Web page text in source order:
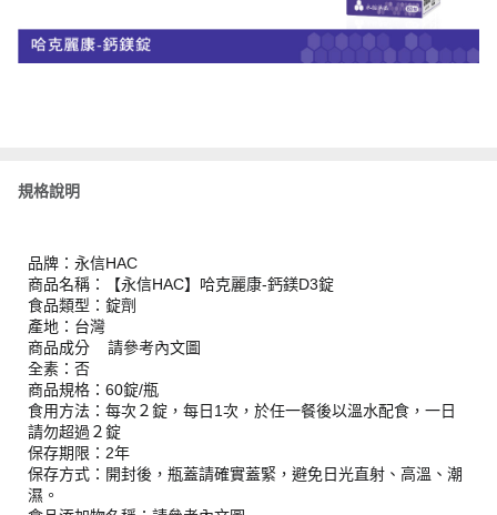
規格說明
品牌：永信HAC
商品名稱：【永信HAC】哈克麗康-鈣鎂D3錠
食品類型：錠劑
產地：台灣
商品成分 請參考內文圖
全素：否
商品規格：60錠/瓶
食用方法：每次２錠，每日1次，於任一餐後以溫水配食，一日
請勿超過２錠
保存期限：2年
保存方式：開封後，瓶蓋請確實蓋緊，避免日光直射、高溫、潮
濕。